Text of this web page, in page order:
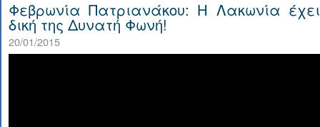
Φεβρωνία Πατριανάκου: Η Λακωνία
δική της Δυνατή Φωνή!
20/01/2015